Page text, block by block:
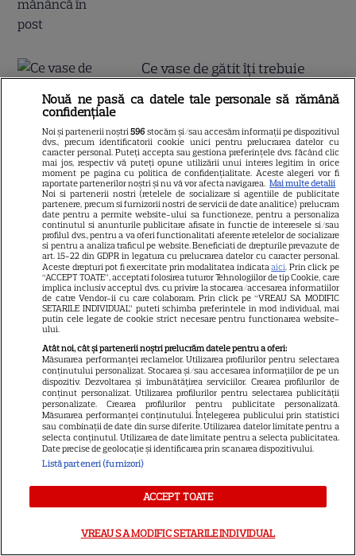
Ce vase de gătit îți trebuie
dacă te muți singur – ustensile
pe care trebuie să le ai în
bucătărie
ALTE ARTICOLE
INTERESANTE
16
NETFLIX
Noutăți Netflix în august 2026:
Robert De Niro, „Nosferatu” și
noile sezoane din „Outer
Banks” și „Un veac de
singurătate”
VEDETE STRĂINE
Sean Astin din „Stăpânul
Nouă ne pasă ca datele tale personale să rămână
confidențiale
Noi și partenerii noștri596 stocăm și/sau accesăm informații pe dispozitivul
dvs., precum identificatorii cookie unici pentru prelucrarea datelor cu
caracter personal. Puteți accepta sau gestiona preferințele dvs. făcând clic
mai jos, respectiv vă puteți opune utilizării unui interes legitim în orice
moment pe pagina cu politica de confidențialitate. Aceste alegeri vor fi
raportate partenerilor noștri și nu vă vor afecta navigarea. Mai multe detalii
Noi si partenerii nostri (retelele de socializare si agentiile de publicitate
partenere, precum si furnizorii nostri de servicii de date analitice) prelucram
date pentru a permite website-ului sa functioneze, pentru a personaliza
continutul si anunturile publicitare afisate in functie de interesele si/sau
profilul dvs., pentru a va oferi functionalitati aferente retelelor de socializare
si pentru a analiza traficul pe website. Beneficiati de drepturile prevazute de
art. 15-22 din GDPR in legatura cu prelucrarea datelor cu caracter personal.
Aceste drepturi pot fi exercitate prin modalitatea indicataaici. Prin click pe
“ACCEPT TOATE”, acceptati folosirea tuturor Tehnologiilor de tip Cookie, care
implica inclusiv acceptul dvs. cu privire la stocarea/accesarea informatiilor
de catre Vendor-ii cu care colaboram. Prin click pe “VREAU SA MODIFIC
SETARILE INDIVIDUAL” puteti schimba preferintele in mod individual, mai
putin cele legate de cookie strict necesare pentru functionarea website-
ului.
Atât noi, cât și partenerii noștri prelucrăm datele pentru a oferi:
Măsurarea performanței reclamelor. Utilizarea profilurilor pentru selectarea
conținutului personalizat. Stocarea și/sau accesarea informațiilor de pe un
dispozitiv. Dezvoltarea și îmbunătățirea serviciilor. Crearea profilurilor de
conținut personalizat. Utilizarea profilurilor pentru selectarea publicității
personalizate. Crearea profilurilor pentru publicitate personalizată.
Măsurarea performanței conținutului. Înțelegerea publicului prin statistici
sau combinații de date din surse diferite. Utilizarea datelor limitate pentru a
selecta conținutul. Utilizarea de date limitate pentru a selecta publicitatea.
Date precise de geolocație și identificarea prin scanarea dispozitivului.
Listă parteneri (furnizori)
ACCEPT TOATE
VREAU SA MODIFIC SETARILE INDIVIDUAL